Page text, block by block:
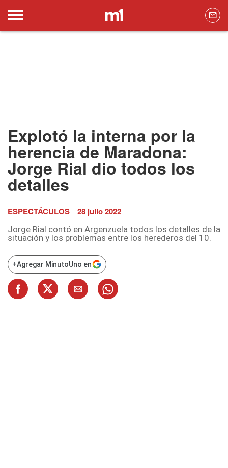
Explotó la interna por la
herencia de Maradona:
Jorge Rial dio todos los
detalles
ESPECTÁCULOS 28 julio 2022
Jorge Rial contó en Argenzuela todos los detalles de la
situación y los problemas entre los herederos del 10.
+Agregar MinutoUno en